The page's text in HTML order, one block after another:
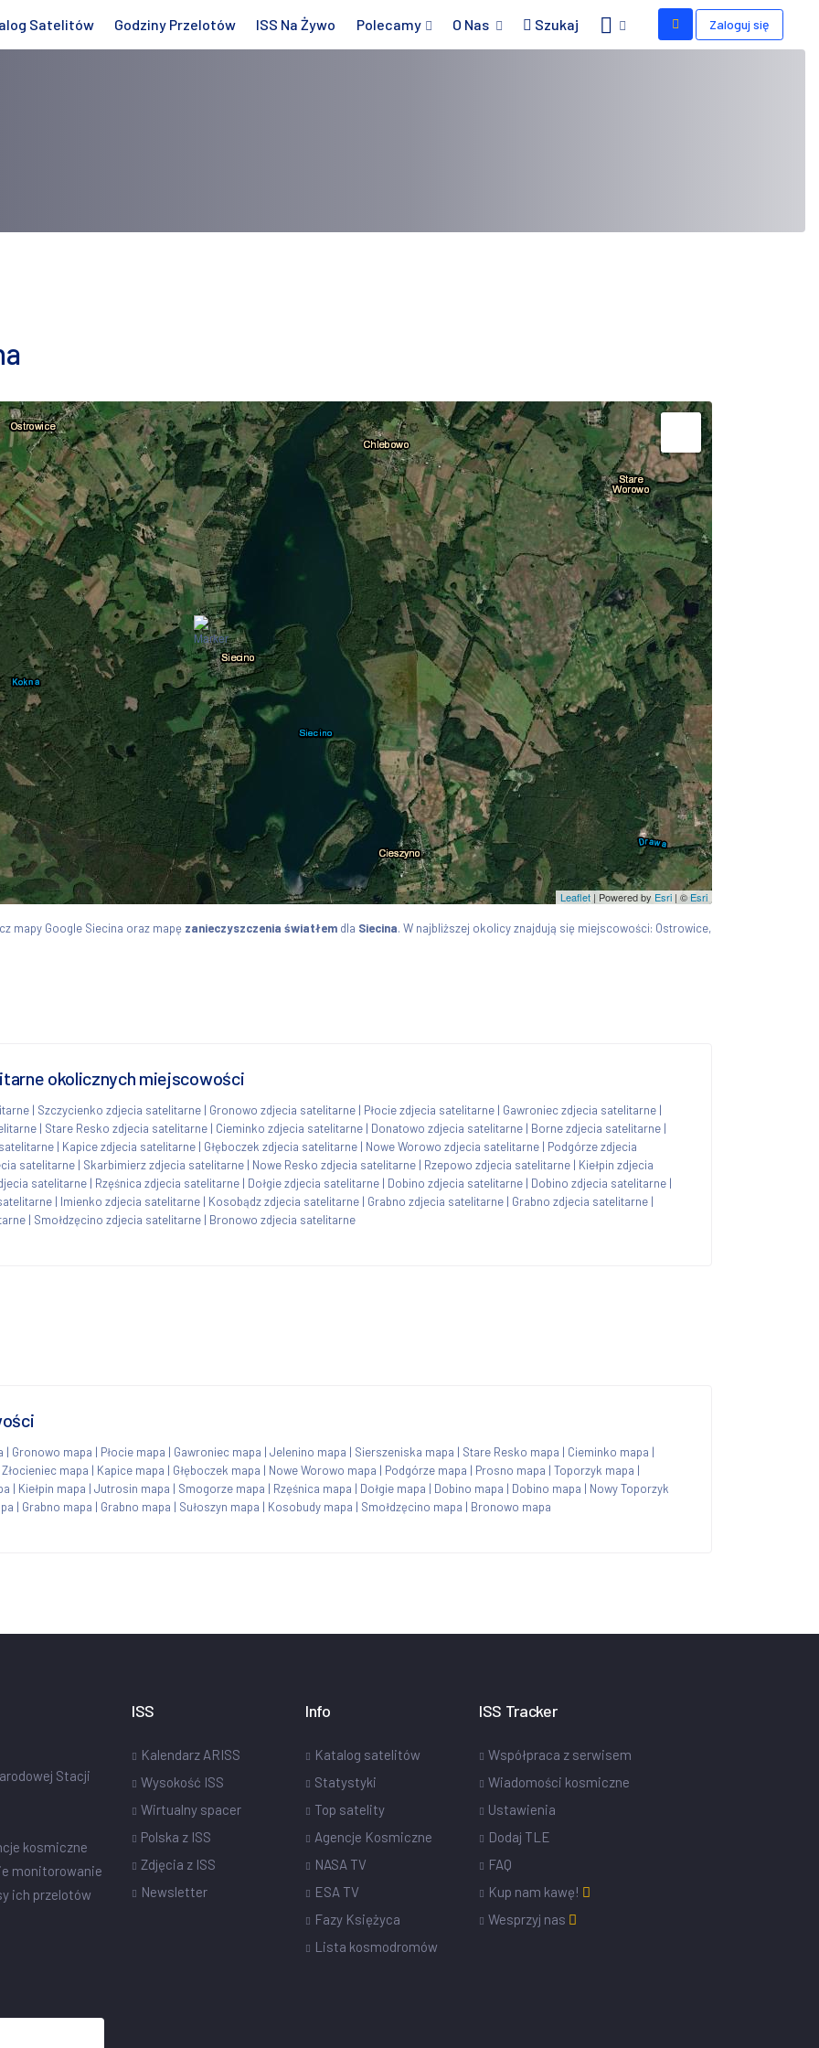
Satelitów Godziny Przelotów ISS Na Żywo Polecamy O Nas Szukaj Zaloguj się
Leaflet | Powered by Esri | © Esri
mapy Google Siecina oraz mapę zanieczyszczenia światłem dla Siecina. W najbliższej okolicy znajdują się miejscowości: Ostrowice,
okolicznych miejscowości
| Szczycienko zdjecia satelitarne | Gronowo zdjecia satelitarne | Płocie zdjecia satelitarne | Gawroniec zdjecia satelitarne |
| Stare Resko zdjecia satelitarne | Cieminko zdjecia satelitarne | Donatowo zdjecia satelitarne | Borne zdjecia satelitarne |
| Kapice zdjecia satelitarne | Głęboczek zdjecia satelitarne | Nowe Worowo zdjecia satelitarne | Podgórze zdjecia
satelitarne | Skarbimierz zdjecia satelitarne | Nowe Resko zdjecia satelitarne | Rzepowo zdjecia satelitarne | Kiełpin zdjecia
satelitarne | Rzęśnica zdjecia satelitarne | Dołgie zdjecia satelitarne | Dobino zdjecia satelitarne | Dobino zdjecia satelitarne |
| Imienko zdjecia satelitarne | Kosobądz zdjecia satelitarne | Grabno zdjecia satelitarne | Grabno zdjecia satelitarne |
| Smołdzęcino zdjecia satelitarne | Bronowo zdjecia satelitarne
| Gronowo mapa | Płocie mapa | Gawroniec mapa | Jelenino mapa | Sierszeniska mapa | Stare Resko mapa | Cieminko mapa |
Złocieniec mapa | Kapice mapa | Głęboczek mapa | Nowe Worowo mapa | Podgórze mapa | Prosno mapa | Toporzyk mapa |
| Kiełpin mapa | Jutrosin mapa | Smogorze mapa | Rzęśnica mapa | Dołgie mapa | Dobino mapa | Dobino mapa | Nowy Toporzyk
| Grabno mapa | Grabno mapa | Sułoszyn mapa | Kosobudy mapa | Smołdzęcino mapa | Bronowo mapa
Stacji
kosmiczne
monitorowanie
ich przelotów
ISS
Kalendarz ARISS
Wysokość ISS
Wirtualny spacer
Polska z ISS
Zdjęcia z ISS
Newsletter
Info
Katalog satelitów
Statystyki
Top satelity
Agencje Kosmiczne
NASA TV
ESA TV
Fazy Księżyca
Lista kosmodromów
ISS Tracker
Współpraca z serwisem
Wiadomości kosmiczne
Ustawienia
Dodaj TLE
FAQ
Kup nam kawę!
Wesprzyj nas